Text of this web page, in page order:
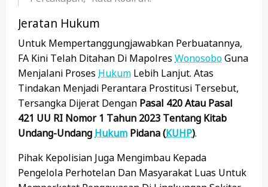
Jeratan Hukum
Untuk Mempertanggungjawabkan Perbuatannya,
FA Kini Telah Ditahan Di Mapolres WonosoboGuna
Menjalani Proses Hukum Lebih Lanjut. Atas
Tindakan Menjadi Perantara Prostitusi Tersebut,
Tersangka Dijerat Dengan Pasal 420 Atau Pasal
421 UU RI Nomor 1 Tahun 2023 Tentang Kitab
Undang-Undang Hukum Pidana (KUHP).
Pihak Kepolisian Juga Mengimbau Kepada
Pengelola Perhotelan Dan Masyarakat Luas Untuk